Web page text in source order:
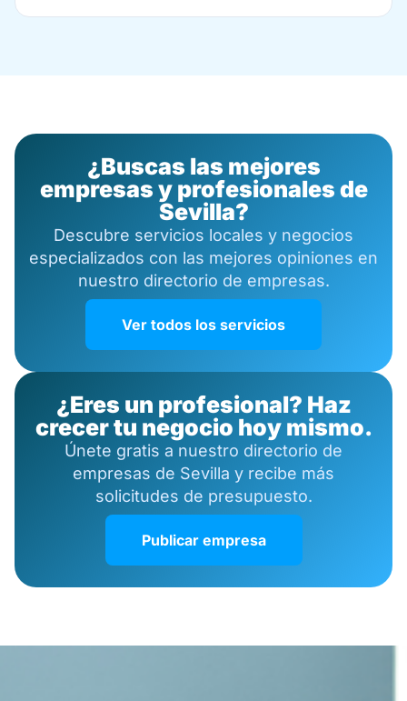
¿Buscas las mejores
empresas y profesionales de
Sevilla?
Descubre servicios locales y negocios
especializados con las mejores opiniones en
nuestro directorio de empresas.
Ver todos los servicios
¿Eres un profesional? Haz
crecer tu negocio hoy mismo.
Únete gratis a nuestro directorio de
empresas de Sevilla y recibe más
solicitudes de presupuesto.
Publicar empresa